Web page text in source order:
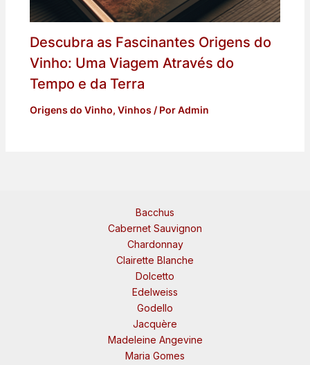
Descubra as Fascinantes Origens do
Vinho: Uma Viagem Através do
Tempo e da Terra
Origens do Vinho, Vinhos / PorAdmin
Bacchus
Cabernet Sauvignon
Chardonnay
Clairette Blanche
Dolcetto
Edelweiss
Godello
Jacquère
Madeleine Angevine
Maria Gomes